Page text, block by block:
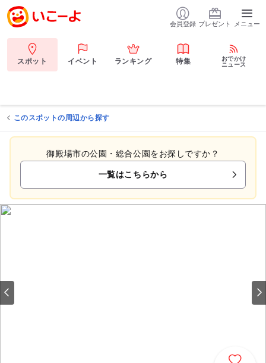
会員登録 プレゼント メニュー
スポット イベント ランキング 特集
おでかけ
ニュース
このスポットの周辺から探す
御殿場市の公園・総合公園をお探しですか？
一覧はこちらから